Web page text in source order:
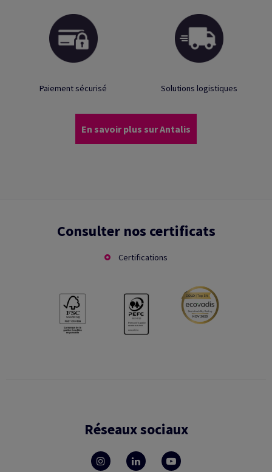
Paiement sécurisé Solutions logistiques
En savoir plus sur Antalis
Consulter nos certificats
Certifications
Réseaux sociaux